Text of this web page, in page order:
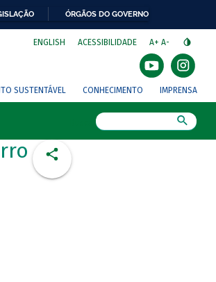
ÓRGÃOS DO GOVERNO
ENGLISH ACESSIBILIDADE A+ A-
SUSTENTÁVEL CONHECIMENTO IMPRENSA